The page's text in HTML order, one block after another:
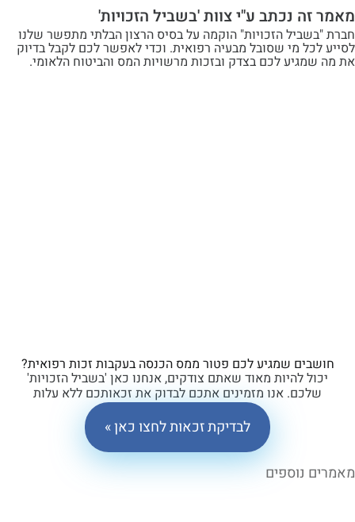
נכתב ע"י צוות 'בשביל הזכויות'
הזכויות" הוקמה על בסיס הרצון הבלתי מתפשר שלנו
מי שסובל מבעיה רפואית. וכדי לאפשר לכם לקבל בדיוק
לכם בצדק ובזכות מרשויות המס והביטוח הלאומי.
שמגיע לכם פטור ממס הכנסה בעקבות זכות רפואית?
להיות מאוד שאתם צודקים, אנחנו כאן 'בשביל הזכויות'
אנו מזמינים אתכם לבדוק את זכאותכם ללא עלות
וללא התחייבות.
לבדיקת זכאות לחצו כאן »